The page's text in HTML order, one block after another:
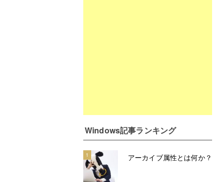
Windows記事ランキング
1 アーカイブ属性とは何か？